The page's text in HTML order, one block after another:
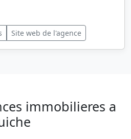
Site web de l'agence
immobilieres a